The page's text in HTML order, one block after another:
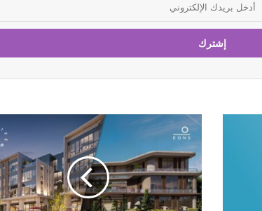
EONS
للتطوير
العقاري
تطلق
مشروع
“LifeWise”
في